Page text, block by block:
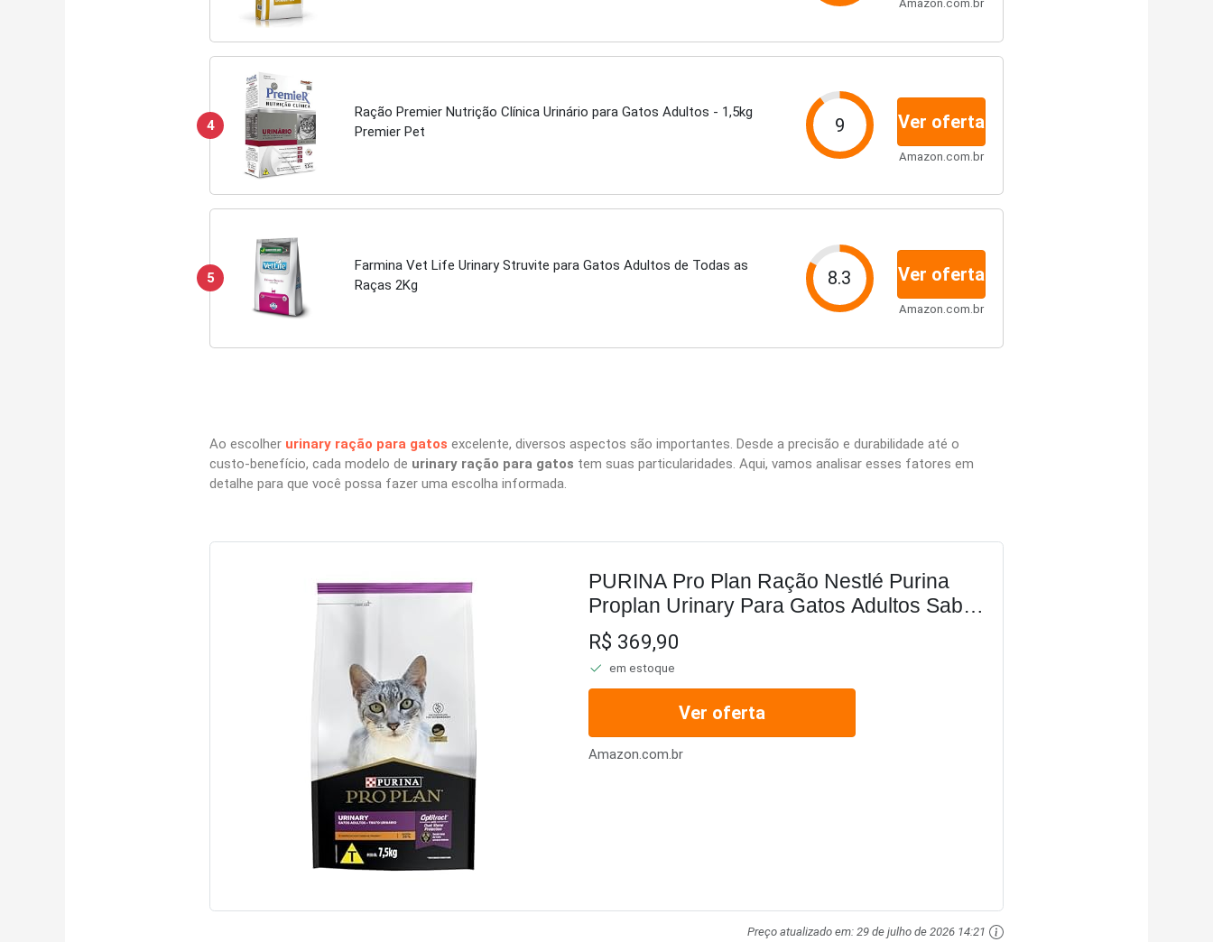
Amazon.com.br
4
Ração Premier Nutrição Clínica Urinário para Gatos Adultos - 1,5kg
Premier Pet
9 Ver oferta
Amazon.com.br
5
Farmina Vet Life Urinary Struvite para Gatos Adultos de Todas as
Raças 2Kg
8.3 Ver oferta
Amazon.com.br
Ao escolher urinary ração para gatos excelente, diversos aspectos são importantes. Desde a precisão e durabilidade até o
custo-benefício, cada modelo de urinary ração para gatos tem suas particularidades. Aqui, vamos analisar esses fatores em
detalhe para que você possa fazer uma escolha informada.
PURINA Pro Plan Ração Nestlé Purina
Proplan Urinary Para Gatos Adultos Sabor
Frango E Arroz 7 5Kg Purina Sabor Frango
R$ 369,90
em estoque
Ver oferta
Amazon.com.br
Preço atualizado em: 29 de julho de 2026 14:21